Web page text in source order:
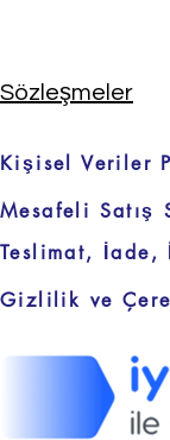
Sözleşmeler
Kişisel Veriler
Mesafeli Satış
Teslimat, İade,
Gizlilik ve